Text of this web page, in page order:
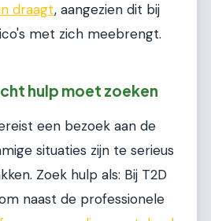
draagt, aangezien dit bij
met zich meebrengt.
hulp moet zoeken
een bezoek aan de
situaties zijn te serieus
Zoek hulp als: Bij T2D
naast de professionele